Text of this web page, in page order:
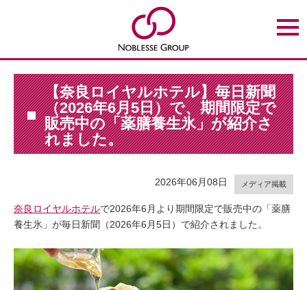
t
o
e
n
a
v
i
g
a
t
i
n
【奈良ロイヤルホテル】毎日新聞
（2026年6月5日）で、期間限定で
販売中の「薬膳養生氷」が紹介さ
れました。
メディア掲載
2026年06月08日
奈良ロイヤルホテルで2026年6月より期間限定で販売中の「薬膳
養生氷」が毎日新聞（2026年6月5日）で紹介されました。